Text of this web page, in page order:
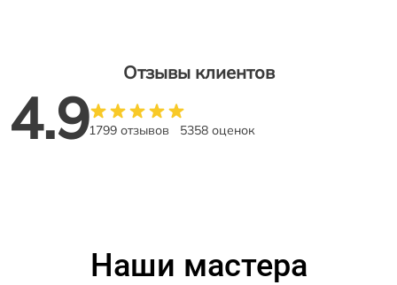
Отзывы клиентов
4.91799 отзывов 5358 оценок
Наши мастера